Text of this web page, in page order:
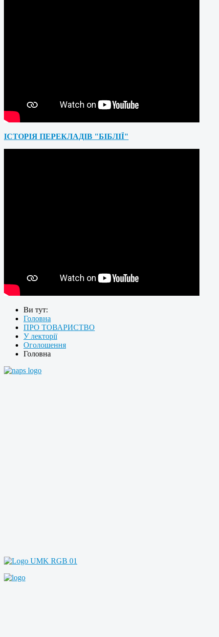
ІСТОРІЯ ПЕРЕКЛАДІВ "БІБЛІЇ"
Ви тут:
Головна
ПРО ТОВАРИСТВО
У лекторії
Оголошення
Головна